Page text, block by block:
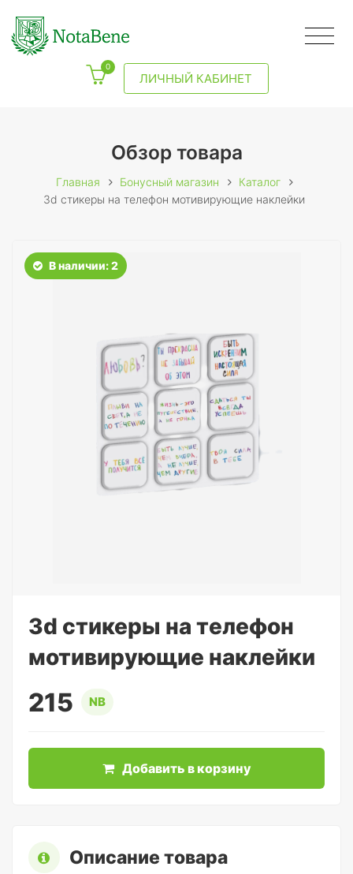
0
ЛИЧНЫЙ КАБИНЕТ
Обзор товара
Главная Бонусный магазин
Каталог
3d стикеры на телефон мотивирующие наклейки
В наличии: 2
3d стикеры на телефон
мотивирующие наклейки
215 NB
Добавить в корзину
Описание товара